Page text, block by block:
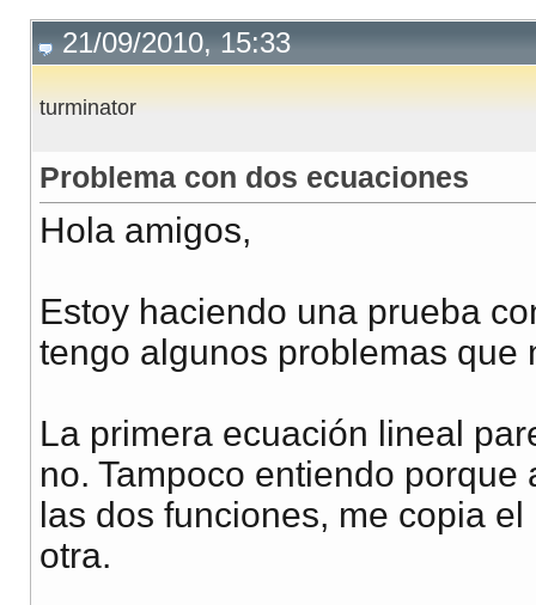
21/09/2010, 15:33
turminator
Problema con dos ecuaciones
Hola amigos,
Estoy haciendo una prueba
tengo algunos problemas que
La primera ecuación lineal
no. Tampoco entiendo
las dos funciones, me copia
otra.